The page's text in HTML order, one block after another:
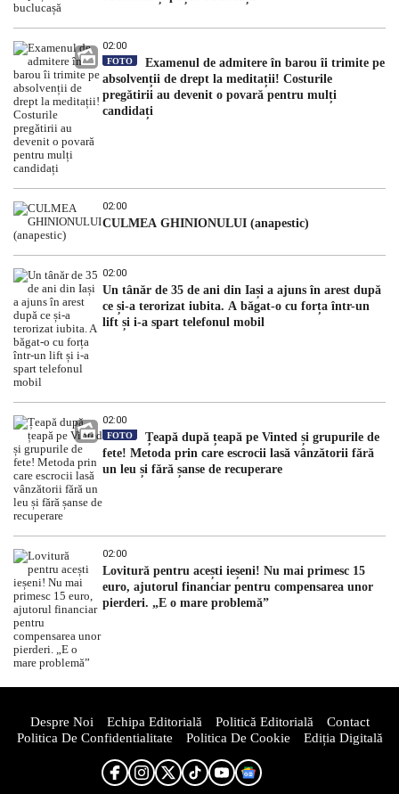
02:00
FOTO
Examenul de admitere în barou îi trimite pe
absolvenții de drept la meditații! Costurile
pregătirii au devenit o povară pentru mulți
candidați
02:00
CULMEA GHINIONULUI (anapestic)
02:00
Un tânăr de 35 de ani din Iași a ajuns în arest după
ce și-a terorizat iubita. A băgat-o cu forța într-un
lift și i-a spart telefonul mobil
02:00
FOTO
Țeapă după țeapă pe Vinted și grupurile de
fete! Metoda prin care escrocii lasă vânzătorii fără
un leu și fără șanse de recuperare
02:00
Lovitură pentru acești ieșeni! Nu mai primesc 15
euro, ajutorul financiar pentru compensarea unor
pierderi. „E o mare problemă”
Despre Noi Echipa Editorială Politică Editorială
Contact
Politica De Confidentialitate
Politica De Cookie Ediția Digitală